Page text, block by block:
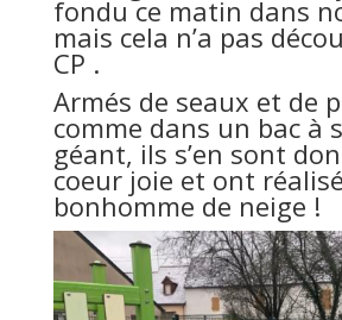
fondu ce matin dans
mais cela n’a pas
CP .
Armés de seaux et de
comme dans un bac à
géant, ils s’en sont
coeur joie et ont
bonhomme de neige !